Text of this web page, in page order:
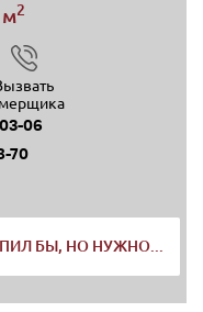
м2
06
70
БЫ, НО НУЖНО...